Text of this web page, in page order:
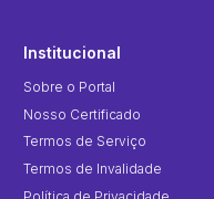
Institucional
Sobre o Portal
Nosso Certificado
Termos de Serviço
Termos de Invalidade